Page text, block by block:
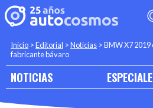
Inicio >Editorial >Noticias >BMW X7 2019
fabricante bávaro
NOTICIAS